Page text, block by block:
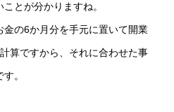
とが分かりますね。
金の6か月分を手元に置いて開業
算ですから、それに合わせた事
。